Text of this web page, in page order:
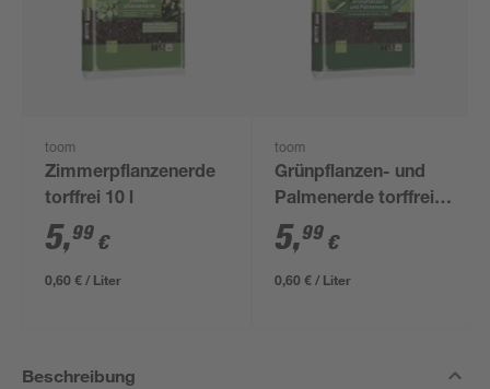
toom
Zimmerpflanzenerde
torffrei 10 l
5,99 €
0,60 € / Liter
toom
Grünpflanzen- und
Palmenerde torffrei
10 l
5,99 €
0,60 € / Liter
Beschreibung